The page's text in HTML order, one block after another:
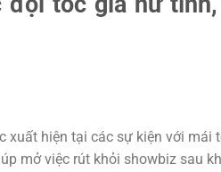
xuất hiện tại các sự kiện với mái
mở việc rút khỏi showbiz sau